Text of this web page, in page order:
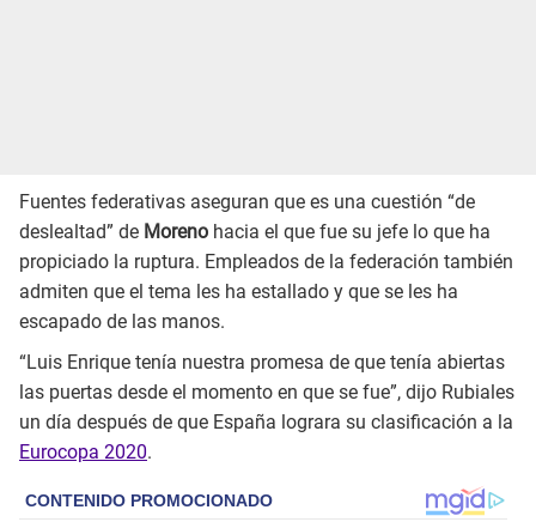
Fuentes federativas aseguran que es una cuestión “de
deslealtad” de Moreno hacia el que fue su jefe lo que ha
propiciado la ruptura. Empleados de la federación también
admiten que el tema les ha estallado y que se les ha
escapado de las manos.
“Luis Enrique tenía nuestra promesa de que tenía abiertas
las puertas desde el momento en que se fue”, dijo Rubiales
un día después de que España lograra su clasificación a la
Eurocopa 2020.